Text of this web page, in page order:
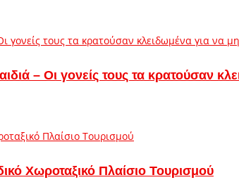
– Οι γονείς τους τα κρατούσαν
Χωροταξικό Πλαίσιο Τουρισμού